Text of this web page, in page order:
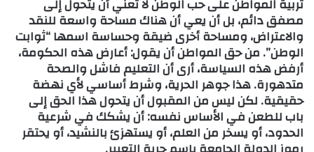
تربية المواطن على حب الوطن لا تعني أن يتحول إلى
مصفق دائم، بل أن يعي أن هناك مساحة واسعة للنقد
والاعتراض، ومساحة أخرى ضيقة وحساسة اسمها “ثوابت
الوطن”. من حق المواطن أن يقول: أعارض هذه الحكومة،
أرفض هذه السياسة، أرى أن التعليم فاشل والصحة
متدهورة. هذا جوهر الحرية، وشرط أساسي لأي نهضة
حقيقية. لكن ليس من المقبول أن يتحول هذا الحق إلى
باب للطعن في الأساس نفسه: أن يشكك في شرعية
الحدود، أو يسخر من العلم، أو يستهزئ بالنشيد، أو يحتقر